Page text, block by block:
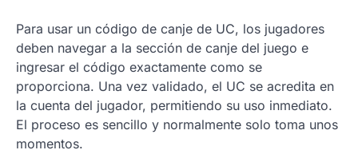
Para usar un código de canje de UC, los jugadores
deben navegar a la sección de canje del juego e
ingresar el código exactamente como se
proporciona. Una vez validado, el UC se acredita en
la cuenta del jugador, permitiendo su uso inmediato.
El proceso es sencillo y normalmente solo toma unos
momentos.